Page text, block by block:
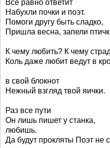
Все равно ответит
Набухли почки и поэт.
Помоги другу быть сладко,
Пришла весна, запели
К чему лю6ить? К чему
Коль даже любит ведут в
в свой блокнот
Нежный взгляд твой яички.
Раз все пути
Он лишь пишет у станка,
любишь.
Да будут прокляты Поэт не